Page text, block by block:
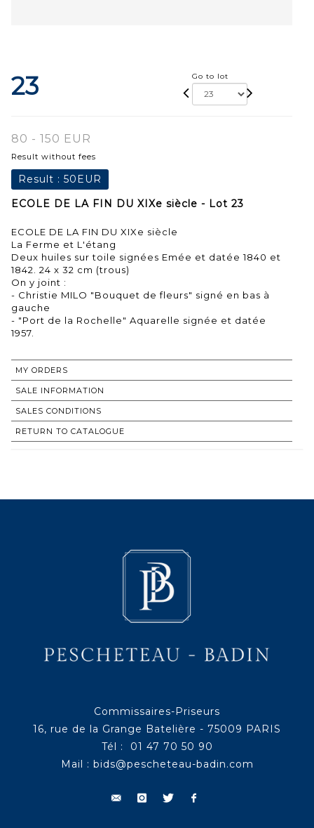
23 Go to lot
80 - 150 EUR
Result without fees
Result : 50EUR
ECOLE DE LA FIN DU XIXe siècle - Lot 23
ECOLE DE LA FIN DU XIXe siècle
La Ferme et L'étang
Deux huiles sur toile signées Emée et datée 1840 et
1842. 24 x 32 cm (trous)
On y joint :
- Christie MILO "Bouquet de fleurs" signé en bas à
gauche
- "Port de la Rochelle" Aquarelle signée et datée
1957.
MY ORDERS
SALE INFORMATION
SALES CONDITIONS
RETURN TO CATALOGUE
Commissaires-Priseurs
16, rue de la Grange Batelière - 75009 PARIS
Tél : 01 47 70 50 90
Mail : bids@pescheteau-badin.com